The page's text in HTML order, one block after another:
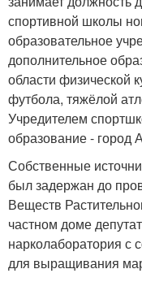
спортивной школы
образовательное
дополнительное
области физической
футбола, тяжёлой
Учредителем
образование - город
Собственные
был задержан до
Веществ
частном доме
нарколаборатория с
для выращивания